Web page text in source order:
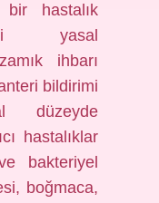
bir hastalık
yasal
ihbarı
bildirimi
düzeyde
hastalıklar
bakteriyel
boğmaca,